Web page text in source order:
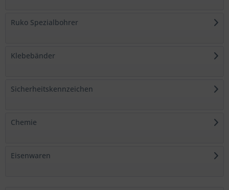
Ruko Spezialbohrer
Klebebänder
Sicherheitskennzeichen
Chemie
Eisenwaren